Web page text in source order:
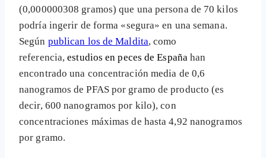
(0,000000308 gramos) que una persona de 70 kilos
podría ingerir de forma «segura» en una semana.
Según publican los de Maldita, como
referencia,estudios en peces de España han
encontrado una concentración media de 0,6
nanogramos de PFAS por gramo de producto (es
decir, 600 nanogramos por kilo), con
concentraciones máximas de hasta 4,92 nanogramos
por gramo.